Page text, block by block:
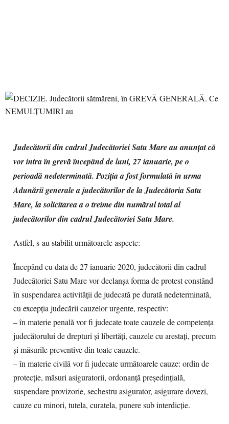
Judecătorii din cadrul Judecătoriei Satu Mare au anunțat că
vor intra în grevă începând de luni, 27 ianuarie, pe o
perioadă nedeterminată. Poziția a fost formulată în urma
Adunării generale a judecătorilor de la Judecătoria Satu
Mare, la solicitarea a o treime din numărul total al
judecătorilor din cadrul Judecătoriei Satu Mare.
Astfel, s-au stabilit următoarele aspecte:
Începând cu data de 27 ianuarie 2020, judecătorii din cadrul
Judecătoriei Satu Mare vor declanșa forma de protest constând
în suspendarea activității de judecată pe durată nedeterminată,
cu excepția judecării cauzelor urgente, respectiv:
– în materie penală vor fi judecate toate cauzele de competența
judecătorului de drepturi și libertăți, cauzele cu arestați, precum
și măsurile preventive din toate cauzele.
– în materie civilă vor fi judecate următoarele cauze: ordin de
protecție, măsuri asiguratorii, ordonanță președințială,
suspendare provizorie, sechestru asigurator, asigurare dovezi,
cauze cu minori, tutela, curatela, punere sub interdicție.